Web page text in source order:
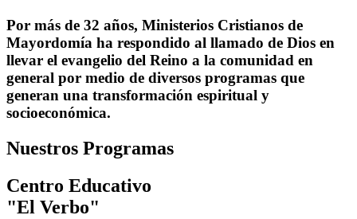
Por más de 32 años, Ministerios Cristianos de
Mayordomía ha respondido al llamado de Dios en
llevar el evangelio del Reino a la comunidad en
general por medio de diversos programas que
generan una transformación espiritual y
socioeconómica.
Nuestros Programas
Centro Educativo
"El Verbo"